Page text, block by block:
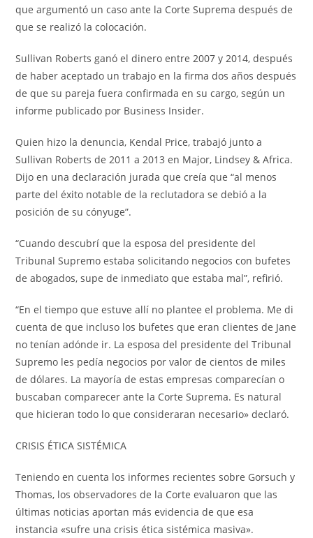
que argumentó un caso ante la Corte Suprema después de
que se realizó la colocación.
Sullivan Roberts ganó el dinero entre 2007 y 2014, después
de haber aceptado un trabajo en la firma dos años después
de que su pareja fuera confirmada en su cargo, según un
informe publicado por Business Insider.
Quien hizo la denuncia, Kendal Price, trabajó junto a
Sullivan Roberts de 2011 a 2013 en Major, Lindsey & Africa.
Dijo en una declaración jurada que creía que “al menos
parte del éxito notable de la reclutadora se debió a la
posición de su cónyuge”.
“Cuando descubrí que la esposa del presidente del
Tribunal Supremo estaba solicitando negocios con bufetes
de abogados, supe de inmediato que estaba mal”, refirió.
“En el tiempo que estuve allí no plantee el problema. Me di
cuenta de que incluso los bufetes que eran clientes de Jane
no tenían adónde ir. La esposa del presidente del Tribunal
Supremo les pedía negocios por valor de cientos de miles
de dólares. La mayoría de estas empresas comparecían o
buscaban comparecer ante la Corte Suprema. Es natural
que hicieran todo lo que consideraran necesario» declaró.
CRISIS ÉTICA SISTÉMICA
Teniendo en cuenta los informes recientes sobre Gorsuch y
Thomas, los observadores de la Corte evaluaron que las
últimas noticias aportan más evidencia de que esa
instancia «sufre una crisis ética sistémica masiva».